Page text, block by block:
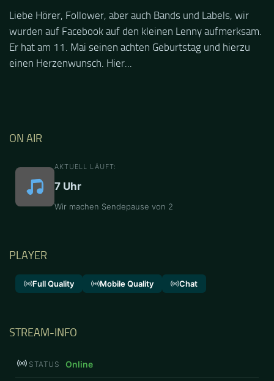
Liebe Hörer, Follower, aber auch Bands und Labels, wir
wurden auf Facebook auf den kleinen Lenny aufmerksam.
Er hat am 11. Mai seinen achten Geburtstag und hierzu
einen Herzenwunsch. Hier...
ON AIR
AKTUELL LÄUFT:
7 Uhr
Wir machen Sendepause von 2
PLAYER
Full Quality Mobile Quality Chat
STREAM-INFO
STATUS Online